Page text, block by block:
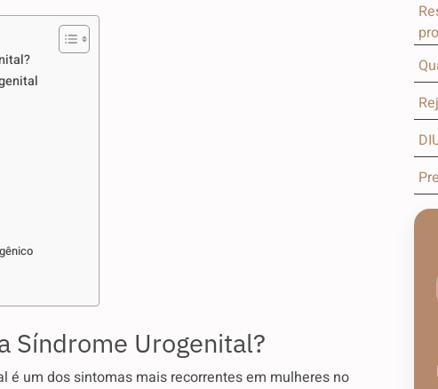
Síndrome Urogenital?
é um dos sintomas mais recorrentes em mulheres no